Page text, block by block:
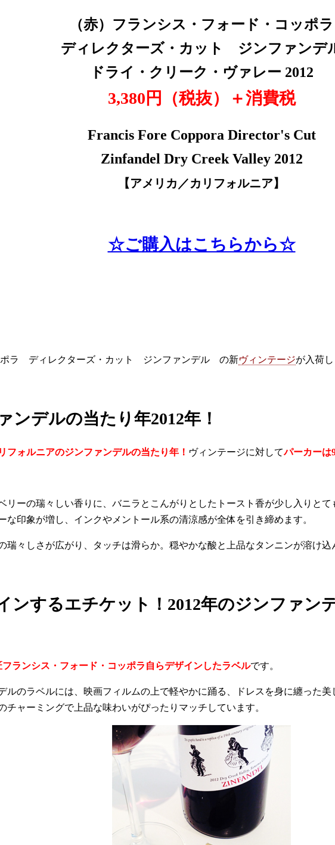
（赤）フランシス・フォード・コッポラ
ディレクターズ・カット ジンファンデ
ドライ・クリーク・ヴァレー 2012
3,380円（税抜）＋消費税
Francis Fore Coppora Director's Cut
Zinfandel Dry Creek Valley 2012
【アメリカ／カリフォルニア】
☆ご購入はこちらから☆
ポラ ディレクターズ・カット ジンファンデル の新ヴィンテージが入荷
デルの当たり年2012年！
フォルニアのジンファンデルの当たり年！ ヴィンテージに対してパーカーは
リーの瑞々しい香りに、バニラとこんがりとしたトースト香が少し入りと
印象が増し、インクやメントール系の清涼感が全体を引き締めます。
瑞々しさが広がり、タッチは滑らか。穏やかな酸と上品なタンニンが溶け
ンするエチケット！2012年のジンファン
フランシス・フォード・コッポラ自らデザインしたラベルです。
ルのラベルには、映画フィルムの上で軽やかに踊る、ドレスを身に纏った
ャーミングで上品な味わいがぴったりマッチしています。